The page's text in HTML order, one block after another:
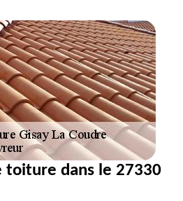
toiture dans le 27330